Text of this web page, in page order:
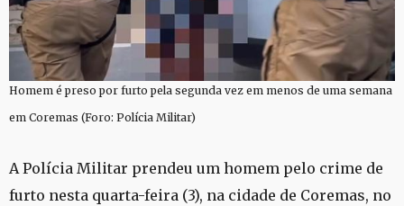
Homem é preso por furto pela segunda vez em menos de uma semana
em Coremas (Foro: Polícia Militar)
A Polícia Militar prendeu um homem pelo crime de
furto nesta quarta-feira (3), na cidade de Coremas, no